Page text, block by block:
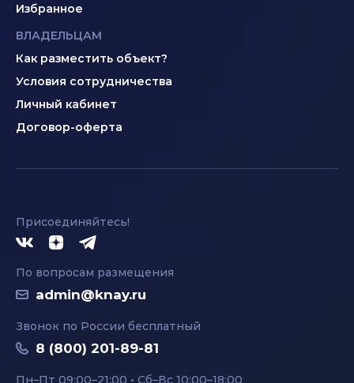
Избранное
ВЛАДЕЛЬЦАМ
Как разместить объект?
Условия сотрудничества
Личный кабинет
Договор-оферта
Присоединяйтесь!
По вопросам размещения
admin@knay.ru
Звонок по России бесплатный
8 (800) 201-89-81
Пн–Пт 09:00–21:00 • Сб–Вс 10:00–18:00